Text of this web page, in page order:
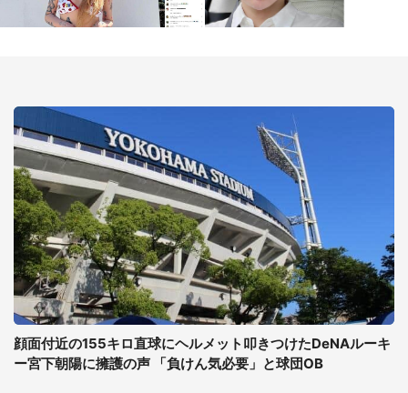
顔面付近の155キロ直球にヘルメット叩きつけたDeNAルーキ
ー宮下朝陽に擁護の声 「負けん気必要」と球団OB